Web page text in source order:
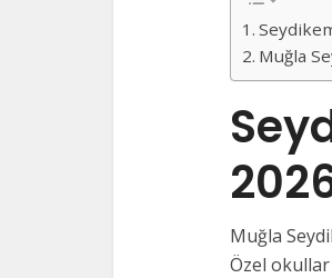
Muğla
Muğla
Özel okullar